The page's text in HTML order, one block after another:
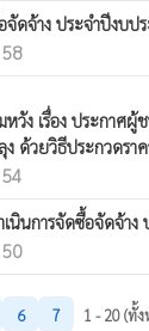
จัดจ้าง ประจำปีงบ
58
วัง เรื่อง ประกาศ
ง ด้วยวิธีประกวดร
54
นินการจัดซื้อจัดจ้า
50
6 7 1 - 20 (ทั้